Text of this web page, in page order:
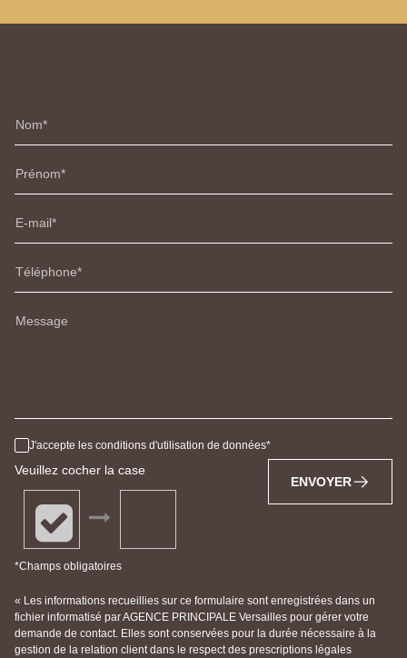
Nom
Prénom
E-mail
Téléphone
Message
J'accepte les conditions d'utilisation de données
Veuillez cocher la case
*Champs obligatoires
ENVOYER
« Les informations recueillies sur ce formulaire sont enregistrées dans un
fichier informatisé par AGENCE PRINCIPALE Versailles pour gérer votre
demande de contact. Elles sont conservées pour la durée nécessaire à la
gestion de la relation client dans le respect des prescriptions légales